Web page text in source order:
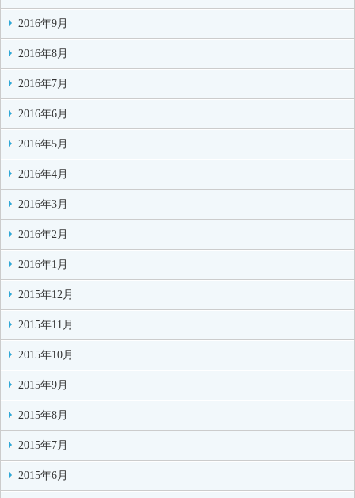
2016年9月
2016年8月
2016年7月
2016年6月
2016年5月
2016年4月
2016年3月
2016年2月
2016年1月
2015年12月
2015年11月
2015年10月
2015年9月
2015年8月
2015年7月
2015年6月